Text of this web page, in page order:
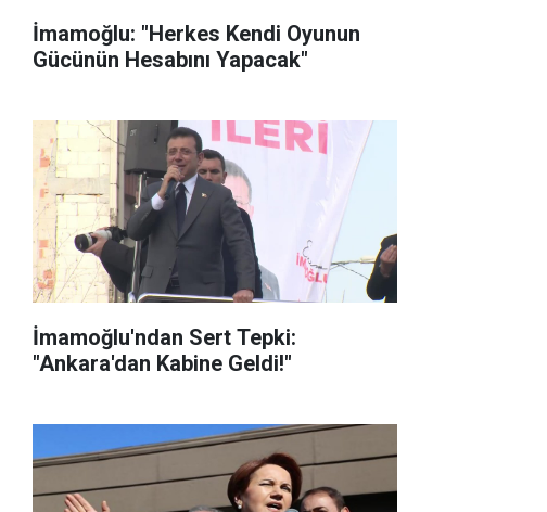
İmamoğlu: "Herkes Kendi Oyunun
Gücünün Hesabını Yapacak"
İmamoğlu'ndan Sert Tepki:
"Ankara'dan Kabine Geldi!"